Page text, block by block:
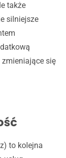
także
silniejsze
się
to kolejna